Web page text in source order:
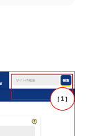
NTTドコモビ